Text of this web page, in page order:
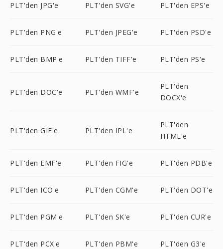
PLT'den JPG'e PLT'den SVG'e PLT'den EPS'e
PLT'den PNG'e PLT'den JPEG'e PLT'den PSD'e
PLT'den BMP'e PLT'den TIFF'e PLT'den PS'e
PLT'den DOC'e PLT'den WMF'e
PLT'den
DOCX'e
PLT'den GIF'e PLT'den IPL'e
PLT'den
HTML'e
PLT'den EMF'e PLT'den FIG'e PLT'den PDB'e
PLT'den ICO'e PLT'den CGM'e PLT'den DOT'e
PLT'den PGM'e PLT'den SK'e PLT'den CUR'e
PLT'den PCX'e PLT'den PBM'e PLT'den G3'e